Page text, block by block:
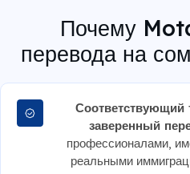
Почему
перевода на
Соответствующий
заверенный
профессионалами,
реальными